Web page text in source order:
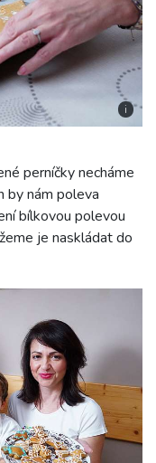
i
perníčky necháme
by nám poleva
bílkovou polevou
je naskládat do